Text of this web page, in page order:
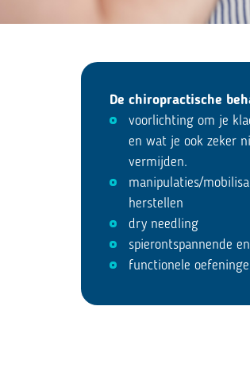
De chiropractische
voorlichting om je
en wat je ook zeker
vermijden.
manipulaties/
herstellen
dry needling
spierontspannende
functionele